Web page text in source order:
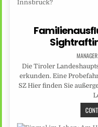
MANAGER
Die Tiroler
erkunden. Eine
SZ Hier finden Sie